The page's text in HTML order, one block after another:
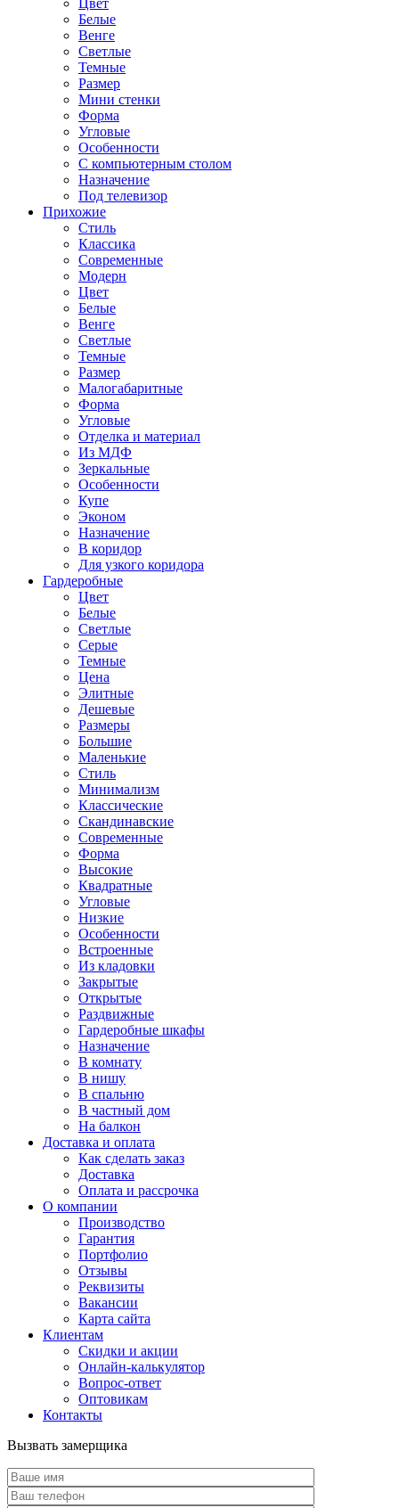
Цвет
Белые
Венге
Светлые
Темные
Размер
Мини стенки
Форма
Угловые
Особенности
С компьютерным столом
Назначение
Под телевизор
Прихожие
Стиль
Классика
Современные
Модерн
Цвет
Белые
Венге
Светлые
Темные
Размер
Малогабаритные
Форма
Угловые
Отделка и материал
Из МДФ
Зеркальные
Особенности
Купе
Эконом
Назначение
В коридор
Для узкого коридора
Гардеробные
Цвет
Белые
Светлые
Серые
Темные
Цена
Элитные
Дешевые
Размеры
Большие
Маленькие
Стиль
Минимализм
Классические
Скандинавские
Современные
Форма
Высокие
Квадратные
Угловые
Низкие
Особенности
Встроенные
Из кладовки
Закрытые
Открытые
Раздвижные
Гардеробные шкафы
Назначение
В комнату
В нишу
В спальню
В частный дом
На балкон
Доставка и оплата
Как сделать заказ
Доставка
Оплата и рассрочка
О компании
Производство
Гарантия
Портфолио
Отзывы
Реквизиты
Вакансии
Карта сайта
Клиентам
Скидки и акции
Онлайн-калькулятор
Вопрос-ответ
Оптовикам
Контакты
Вызвать замерщика